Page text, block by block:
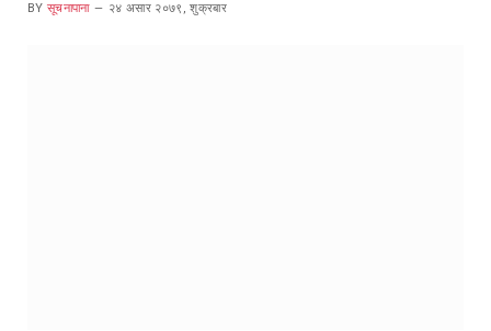
BY सूचनापाना २४ असार २०७९, शुक्रबार